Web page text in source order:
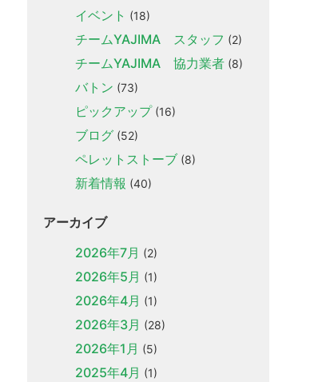
イベント (18)
チームYAJIMA スタッフ (2)
チームYAJIMA 協力業者(8)
バトン (73)
ピックアップ(16)
ブログ(52)
ペレットストーブ(8)
新着情報 (40)
アーカイブ
2026年7月 (2)
2026年5月 (1)
2026年4月 (1)
2026年3月 (28)
2026年1月 (5)
2025年4月 (1)